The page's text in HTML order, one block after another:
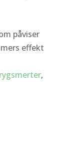
påviser
effekt
rygsmerter,